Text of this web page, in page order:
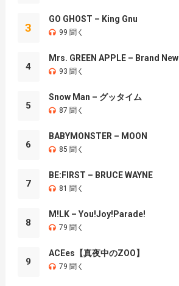
3
GO GHOST – King Gnu
99 聞く
4
Mrs. GREEN APPLE – Brand New
93 聞く
5
Snow Man – グッタイム
87 聞く
6
BABYMONSTER – MOON
85 聞く
7
BE:FIRST – BRUCE WAYNE
81 聞く
8
M!LK – You!Joy!Parade!
79 聞く
9
ACEes【真夜中のZOO】
79 聞く